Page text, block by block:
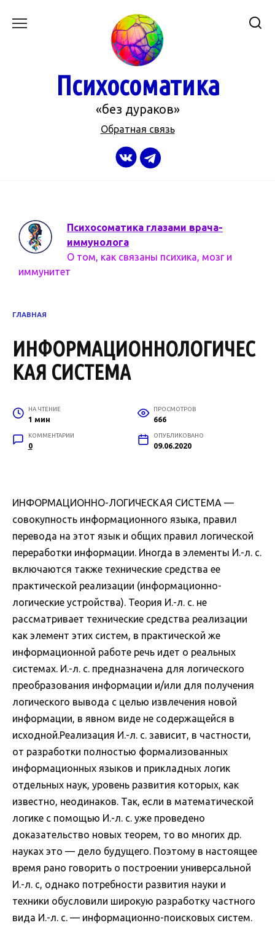
Психосоматика
«без дураков»
Обратная связь
Психосоматика глазами врача-
иммунолога
О том, как связаны психика, мозг и
иммунитет
ГЛАВНАЯ
ИНФОРМАЦИОННОЛОГИЧЕС
КАЯ СИСТЕМА
НА ЧТЕНИЕ
1 мин
ПРОСМОТРОВ
666
КОММЕНТАРИИ
0
ОПУБЛИКОВАНО
09.06.2020
ИНФОРМАЦИОННО-ЛОГИЧЕСКАЯ СИСТЕМА —
совокупность информационного языка, правил
перевода на этот язык и общих правил логической
переработки информации. Иногда в элементы И.-л. с.
включаются также технические средства ее
практической реализации (информационно-
логические устройства). Теория И.-л. с. не
рассматривает технические средства реализации
как элемент этих систем, в практической же
информационной работе речь идет о реальных
системах. И.-л. с. предназначена для логического
преобразования информации и/или для получения
логического вывода с целью извлечения новой
информации, в явном виде не содержащейся в
исходной.Реализация И.-л. с. зависит, в частности,
от разработки полностью формализованных
информационных языков и прикладных логик
отдельных наук, уровень развития которых, как
известно, неодинаков. Так, если в математической
логике с помощью И.-л. с. уже проведено
доказательство новых теорем, то во многих др.
науках это — дело будущего. Поэтому в настоящее
время рано говорить о построении универсальной
И.-л. с, однако потребности развития науки и
техники обусловили широкую разработку частного
вида И.-л. с. — информационно-поисковых систем.